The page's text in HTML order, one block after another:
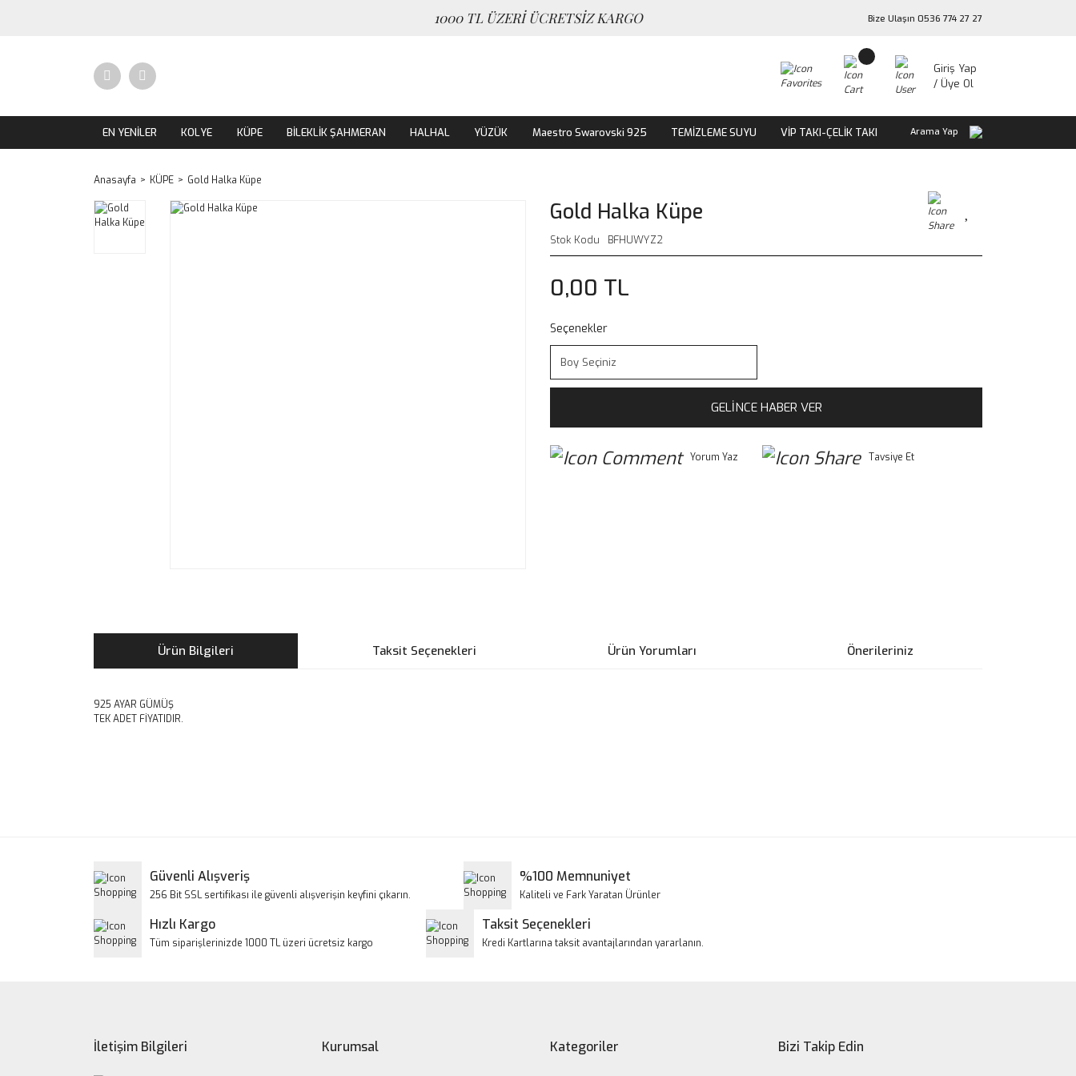
1000 TL ÜZERİ ÜCRETSİZ KARGO Bize Ulaşın 0536 774 27 27
Giriş Yap
/ Üye Ol
EN YENİLER KOLYE KÜPE BİLEKLİK ŞAHMERAN HALHAL YÜZÜK Maestro Swarovski 925 TEMİZLEME SUYU VİP TAKI-ÇELİK TAKI Arama Yap
Anasayfa KÜPE Gold Halka Küpe
Gold Halka Küpe
Stok Kodu BFHUWYZ2
0,00 TL
Seçenekler
GELİNCE HABER VER
Yorum Yaz Tavsiye Et
Ürün Bilgileri Taksit Seçenekleri Ürün Yorumları Önerileriniz
925 AYAR GÜMÜŞ
TEK ADET FİYATIDIR.
Ürün fiyatı diğer sitelerden daha pahalı.
Güvenli Alışveriş
256 Bit SSL sertifikası ile güvenli alışverişin keyfini çıkarın.
%100 Memnuniyet
Kaliteli ve Fark Yaratan Ürünler
Hızlı Kargo
Tüm siparişlerinizde 1000 TL üzeri ücretsiz kargo
Taksit Seçenekleri
Kredi Kartlarına taksit avantajlarından yararlanın.
İletişim Bilgileri Kurumsal Kategoriler Bizi Takip Edin